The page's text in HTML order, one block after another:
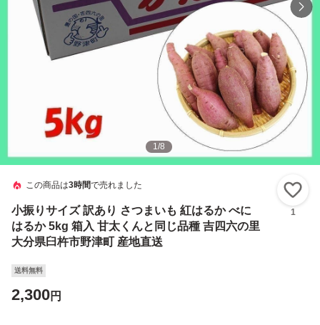
1/8
この商品は3時間で売れました
小振りサイズ 訳あり さつまいも 紅はるか べに
はるか 5kg 箱入 甘太くんと同じ品種 吉四六の里
大分県臼杵市野津町 産地直送
1
送料無料
2,300円